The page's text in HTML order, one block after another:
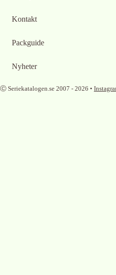
Kontakt
Packguide
Nyheter
Ⓒ Seriekatalogen.se 2007 - 2026 •